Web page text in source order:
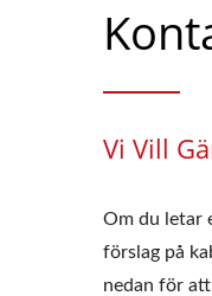
Vi Vill
Om du letar
förslag på
nedan för